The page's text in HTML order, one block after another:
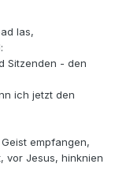
las,
Sitzenden - den
ich jetzt den
empfangen,
vor Jesus, hinknien